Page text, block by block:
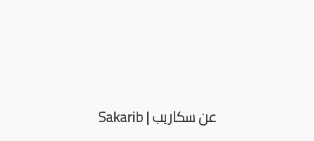
عن سكاريب | Sakarib